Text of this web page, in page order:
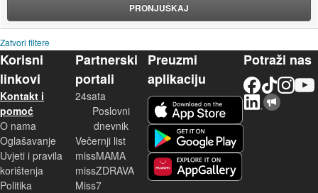
PRONJUŠKAJ
Zatvori filtere
Korisni
linkovi
Kontakt i
pomoć
O nama
Oglašavanje
Uvjeti i pravila
korištenja
Politika
Partnerski
portali
24sata
Poslovni
dnevnik
Večernji list
missMAMA
missZDRAVA
Miss7
Preuzmi
aplikaciju
Potraži nas